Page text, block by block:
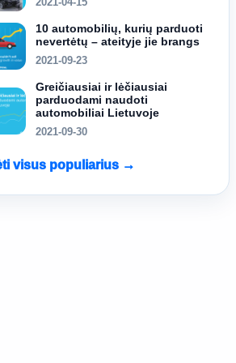
10 automobilių, kurių parduoti
nevertėtų – ateityje jie brangs
2021-09-23
Greičiausiai ir lėčiausiai
parduodami naudoti
automobiliai Lietuvoje
2021-09-30
visus populiarius →